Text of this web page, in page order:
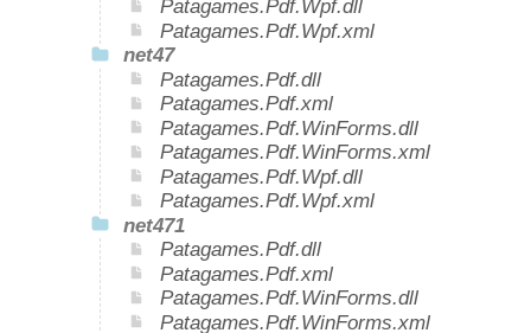
Patagames.Pdf.Wpf.dll
Patagames.Pdf.Wpf.xml
net47
Patagames.Pdf.dll
Patagames.Pdf.xml
Patagames.Pdf.WinForms.dll
Patagames.Pdf.WinForms.xml
Patagames.Pdf.Wpf.dll
Patagames.Pdf.Wpf.xml
net471
Patagames.Pdf.dll
Patagames.Pdf.xml
Patagames.Pdf.WinForms.dll
Patagames.Pdf.WinForms.xml